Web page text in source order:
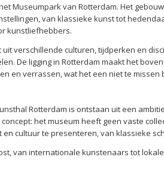
Museumpark van Rotterdam. Het
van klassieke kunst tot
kunstliefhebbers.
verschillende culturen, tijdperken en
De ligging in Rotterdam maakt het
en verrassen, wat het een niet te
Rotterdam is ontstaan uit een
het museum heeft geen vaste
cultuur te presenteren, van klassieke
van internationale kunstenaars tot